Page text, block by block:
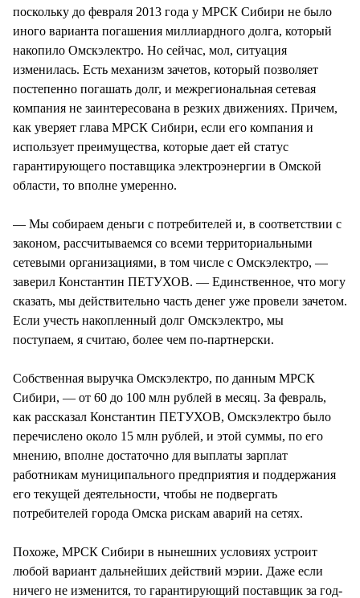
поскольку до февраля 2013 года у МРСК Сибири не было
иного варианта погашения миллиардного долга, который
накопило Омскэлектро. Но сейчас, мол, ситуация
изменилась. Есть механизм зачетов, который позволяет
постепенно погашать долг, и межрегиональная сетевая
компания не заинтересована в резких движениях. Причем,
как уверяет глава МРСК Сибири, если его компания и
использует преимущества, которые дает ей статус
гарантирующего поставщика электроэнергии в Омской
области, то вполне умеренно.
— Мы собираем деньги с потребителей и, в соответствии с
законом, рассчитываемся со всеми территориальными
сетевыми организациями, в том числе с Омскэлектро, —
заверил Константин ПЕТУХОВ. — Единственное, что могу
сказать, мы действительно часть денег уже провели зачетом.
Если учесть накопленный долг Омскэлектро, мы
поступаем, я считаю, более чем по-партнерски.
Собственная выручка Омскэлектро, по данным МРСК
Сибири, — от 60 до 100 млн рублей в месяц. За февраль,
как рассказал Константин ПЕТУХОВ, Омскэлектро было
перечислено около 15 млн рублей, и этой суммы, по его
мнению, вполне достаточно для выплаты зарплат
работникам муниципального предприятия и поддержания
его текущей деятельности, чтобы не подвергать
потребителей города Омска рискам аварий на сетях.
Похоже, МРСК Сибири в нынешних условиях устроит
любой вариант дальнейших действий мэрии. Даже если
ничего не изменится, то гарантирующий поставщик за год-